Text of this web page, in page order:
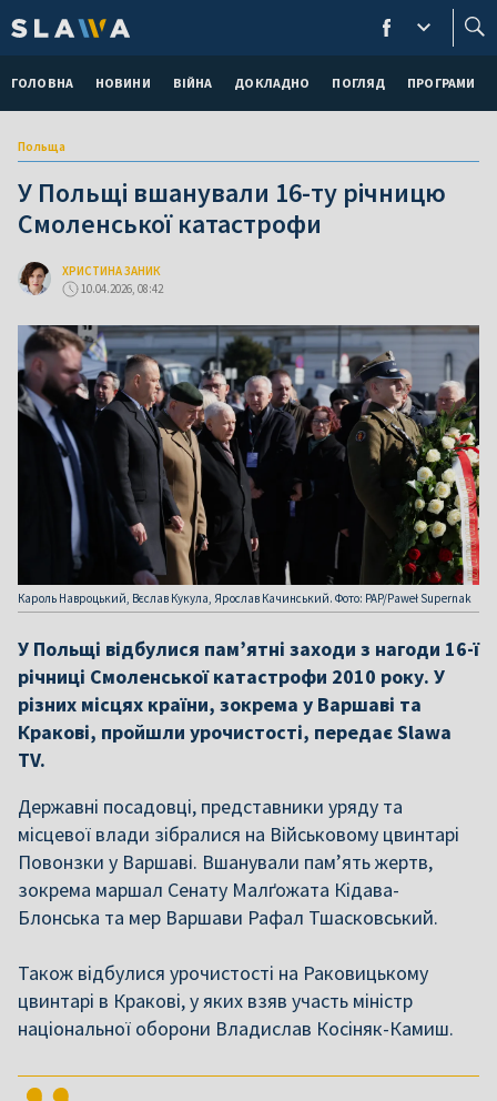
ГОЛОВНА НОВИНИ ВІЙНА ДОКЛАДНО ПОГЛЯД ПРОГРАМИ
Польща
У Польщі вшанували 16-ту річницю
Смоленської катастрофи
ХРИСТИНА ЗАНИК
10.04.2026, 08:42
Кароль Навроцький, Вєслав Кукула, Ярослав Качинський. Фото: PAP/Paweł Supernak
У Польщі відбулися пам’ятні заходи з нагоди 16-ї
річниці Смоленської катастрофи 2010 року. У
різних місцях країни, зокрема у Варшаві та
Кракові, пройшли урочистості, передає Slawa
TV.
Державні посадовці, представники уряду та
місцевої влади зібралися на Військовому цвинтарі
Повонзки у Варшаві. Вшанували пам’ять жертв,
зокрема маршал Сенату Малґожата Кідава-
Блонська та мер Варшави Рафал Тшасковський.
Також відбулися урочистості на Раковицькому
цвинтарі в Кракові, у яких взяв участь міністр
національної оборони Владислав Косіняк-Камиш.